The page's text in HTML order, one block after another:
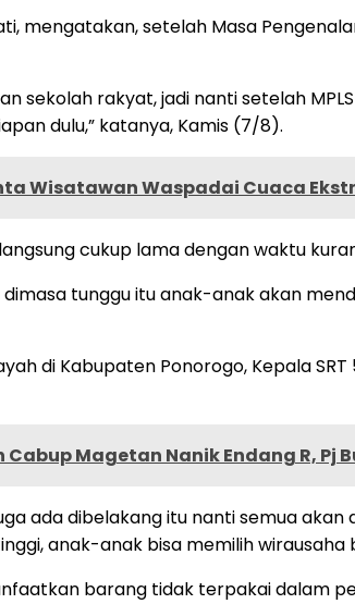
mengatakan, setelah Masa
sekolah rakyat, jadi nanti setelah
dulu,” katanya, Kamis (7/8).
Wisatawan Waspadai Cuaca
cukup lama dengan waktu
dimasa tunggu itu anak-anak akan
di Kabupaten Ponorogo, Kepala
Magetan Nanik Endang R, Pj
ada dibelakang itu nanti semua
anak-anak bisa memilih wirausaha
barang tidak terpakai dalam